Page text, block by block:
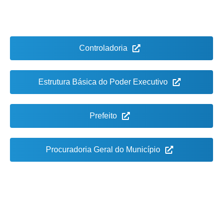
Controladoria
Estrutura Básica do Poder Executivo
Prefeito
Procuradoria Geral do Município